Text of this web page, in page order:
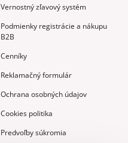
Vernostný zľavový systém
Podmienky registrácie a nákupu
B2B
Cenníky
Reklamačný formulár
Ochrana osobných údajov
Cookies politika
Predvoľby súkromia